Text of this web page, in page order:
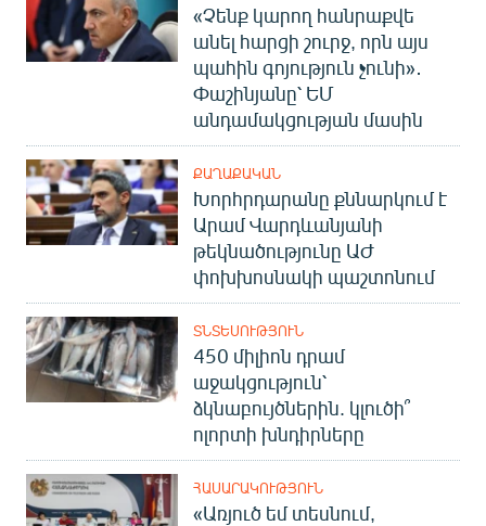
«Չենք կարող հանրաքվե
անել հարցի շուրջ, որն այս
պահին գոյություն չունի»․
Փաշինյանը՝ ԵՄ
անդամակցության մասին
ՔԱՂԱՔԱԿԱՆ
Խորհրդարանը քննարկում է
Արամ Վարդևանյանի
թեկնածությունը ԱԺ
փոխխոսնակի պաշտոնում
ՏՆՏԵՍՈՒԹՅՈՒՆ
450 միլիոն դրամ
աջակցություն՝
ձկնաբույծներին. կլուծի՞
ոլորտի խնդիրները
ՀԱՍԱՐԱԿՈՒԹՅՈՒՆ
«Առյուծ եմ տեսնում,